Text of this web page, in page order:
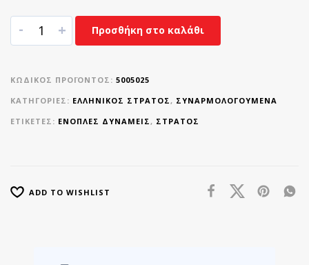
- + Προσθήκη στο καλάθι
ΚΩΔΙΚΌΣ ΠΡΟΪΌΝΤΟΣ: 5005025
ΚΑΤΗΓΟΡΊΕΣ: ΕΛΛΗΝΙΚΌΣ ΣΤΡΑΤΌΣ, ΣΥΝΑΡΜΟΛΟΓΟΎΜΕΝΑ
ΕΤΙΚΈΤΕΣ: ΈΝΟΠΛΕΣ ΔΥΝΆΜΕΙΣ, ΣΤΡΑΤΌΣ
ADD TO WISHLIST